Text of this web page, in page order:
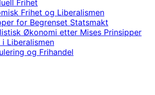
Frihet
Frihet og Liberalismen
for Begrenset Statsmakt
Økonomi etter Mises Prinsipper
i Liberalismen
og Frihandel